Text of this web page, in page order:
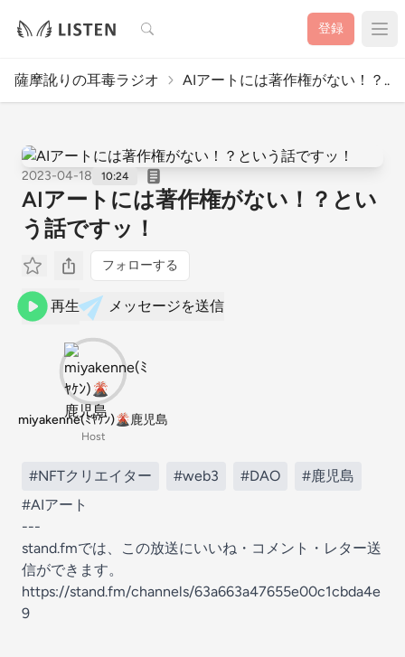
検索 登録
薩摩訛りの耳毒ラジオ AIアートには著作権がない！？..
2023-04-18 10:24
AIアートには著作権がない！？とい
う話ですッ！
フォローする
再生 メッセージを送信
miyakenne(ﾐﾔｹﾝ)🌋鹿児島
Host
#NFTクリエイター #web3 #DAO
#鹿児島
#AIアート
---
stand.fmでは、この放送にいいね・コメント・レター送
信ができます。
https://stand.fm/channels/63a663a47655e00c1cbda4e
9